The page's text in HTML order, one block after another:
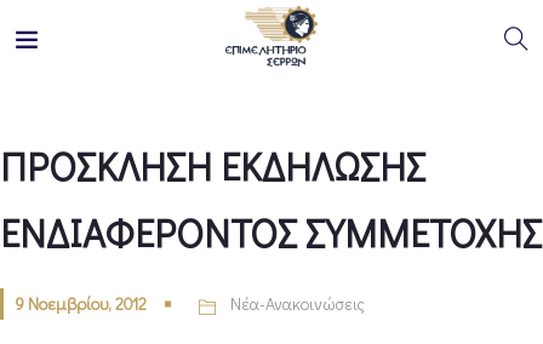
ΠΡΟΣΚΛΗΣΗ ΕΚΔΗΛΩΣΗΣ
ΕΝΔΙΑΦΕΡΟΝΤΟΣ ΣΥΜΜΕΤΟΧΗΣ
9 Νοεμβρίου, 2012 Νέα-Ανακοινώσεις